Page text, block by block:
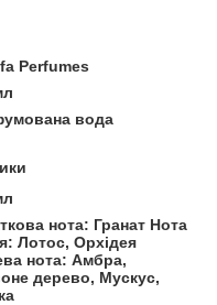
Perfumes
вода
нота: Гранат Нота
Лотос, Орхідея
нота: Амбра,
дерево, Мускус,